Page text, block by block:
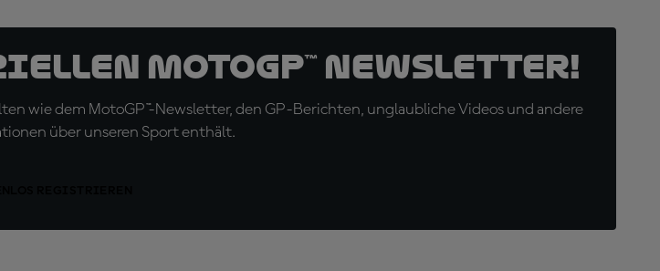
MotoGP™ Newsletter!
wie dem MotoGP™-Newsletter, den GP-Berichten, unglaubliche Videos und andere
über unseren Sport enthält.